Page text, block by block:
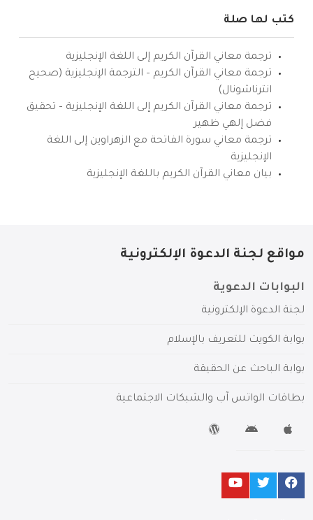
كتب لها صلة
ترجمة معاني القرآن الكريم إلى اللغة الإنجليزية
ترجمة معاني القرآن الكريم – الترجمة الإنجليزية (صحيح
انترناشونال)
ترجمة معاني القرآن الكريم إلى اللغة الإنجليزية – تحقيق
فضل إلهي ظهير
ترجمة معاني سورة الفاتحة مع الزهراوين إلى اللغة
الإنجليزية
بيان معاني القرآن الكريم باللغة الإنجليزية
مواقع لجنة الدعوة الإلكترونية
البوابات الدعوية
لجنة الدعوة الإلكترونية
بوابة الكويت للتعريف بالإسلام
بوابة الباحث عن الحقيقة
بطاقات الواتس آب والشبكات الاجتماعية